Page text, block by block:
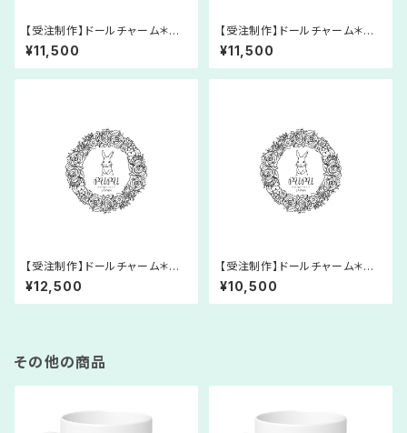
【受注制作】ドールチャーム＊あ
みぐるみ＊マーメイド＊人形＊レ
ース糸＊プリンセス＊童話
¥11,500
【受注制作】ドールチャーム＊あ
みぐるみ＊マーメイド＊人形＊レ
ース糸＊プリンセス＊童話
¥11,500
【受注制作】ドールチャーム＊あ
みぐるみ＊フェアリー＊人形＊レ
ース糸＊プリンセス＊童話
¥12,500
【受注制作】ドールチャーム＊あ
みぐるみ＊眠り姫＊人形＊レース
糸＊プリンセス＊童話
¥10,500
その他の商品